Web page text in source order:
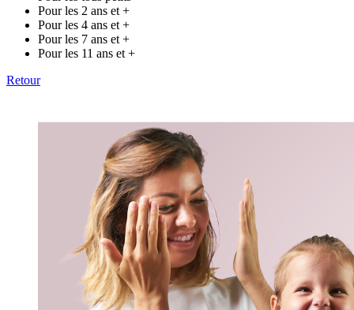
Pour les 2 ans et +
Pour les 4 ans et +
Pour les 7 ans et +
Pour les 11 ans et +
Retour